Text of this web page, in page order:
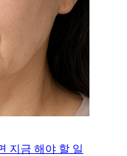
지금 해야 할 일